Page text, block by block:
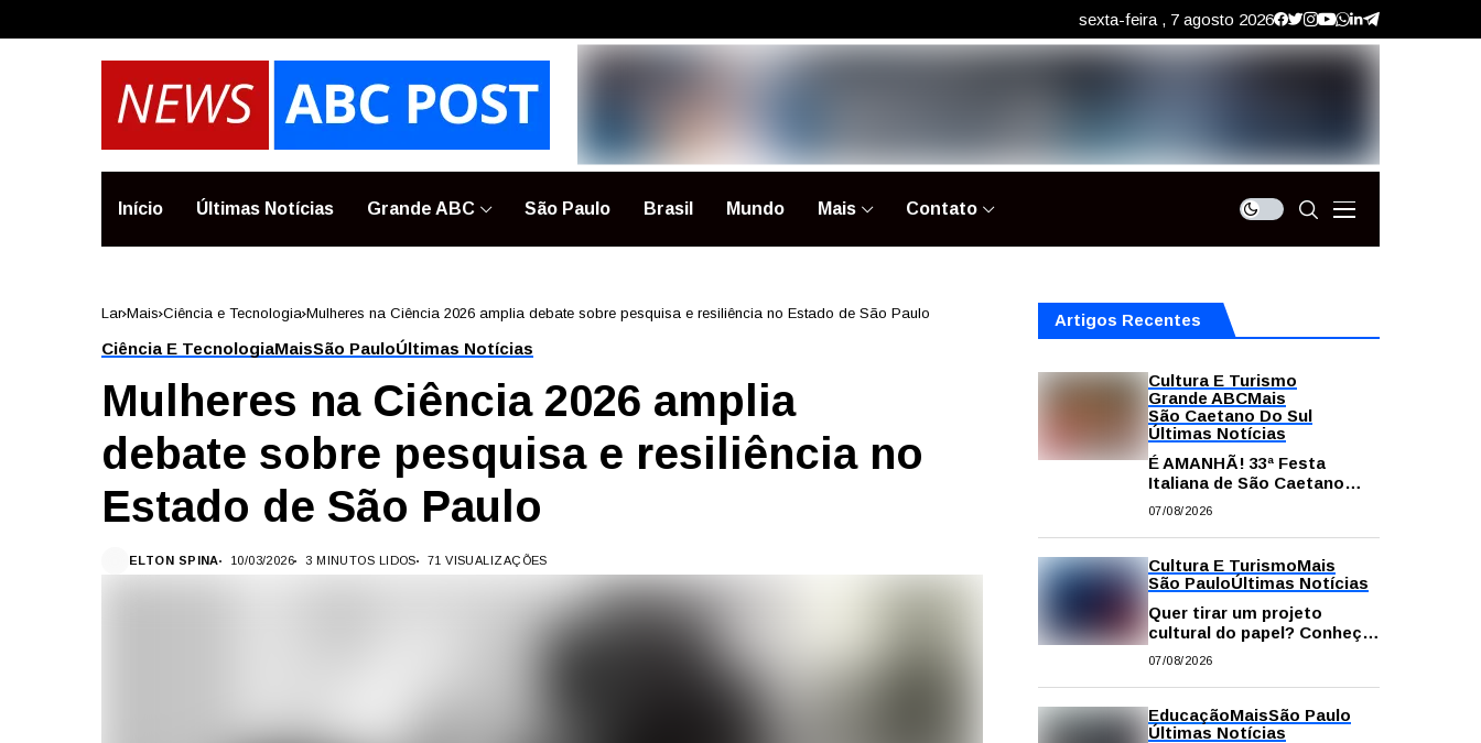
sexta-feira , 7 agosto 2026
Início Últimas Notícias Grande ABC São Paulo Brasil Mundo Mais Contato
Lar Mais Ciência e Tecnologia Mulheres na Ciência 2026 amplia debate sobre pesquisa e resiliência no Estado de São Paulo
Ciência E TecnologiaMaisSão PauloÚltimas Notícias
Mulheres na Ciência 2026 amplia
debate sobre pesquisa e resiliência no
Estado de São Paulo
ELTON SPINA 10/03/2026 3 MINUTOS LIDOS 71 VISUALIZAÇÕES
Artigos Recentes
Cultura E Turismo
Grande ABCMais
São Caetano Do Sul
Últimas Notícias
É AMANHÃ! 33ª Festa
Italiana de São Caetano
começa neste sábado com
solidariedade
07/08/2026
Cultura E TurismoMais
São PauloÚltimas Notícias
Quer tirar um projeto
cultural do papel? Conheça
os principais editais
07/08/2026
EducaçãoMaisSão Paulo
Últimas Notícias